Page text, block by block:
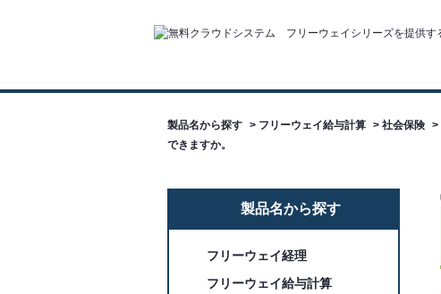
製品名から探す > フリーウェイ給与計算 > 社会保険 >
できますか。
製品名から探す
フリーウェイ経理
フリーウェイ給与計算